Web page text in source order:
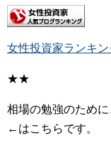
女性投資家ランキン
★★
相場の勉強のため
←はこちらです。